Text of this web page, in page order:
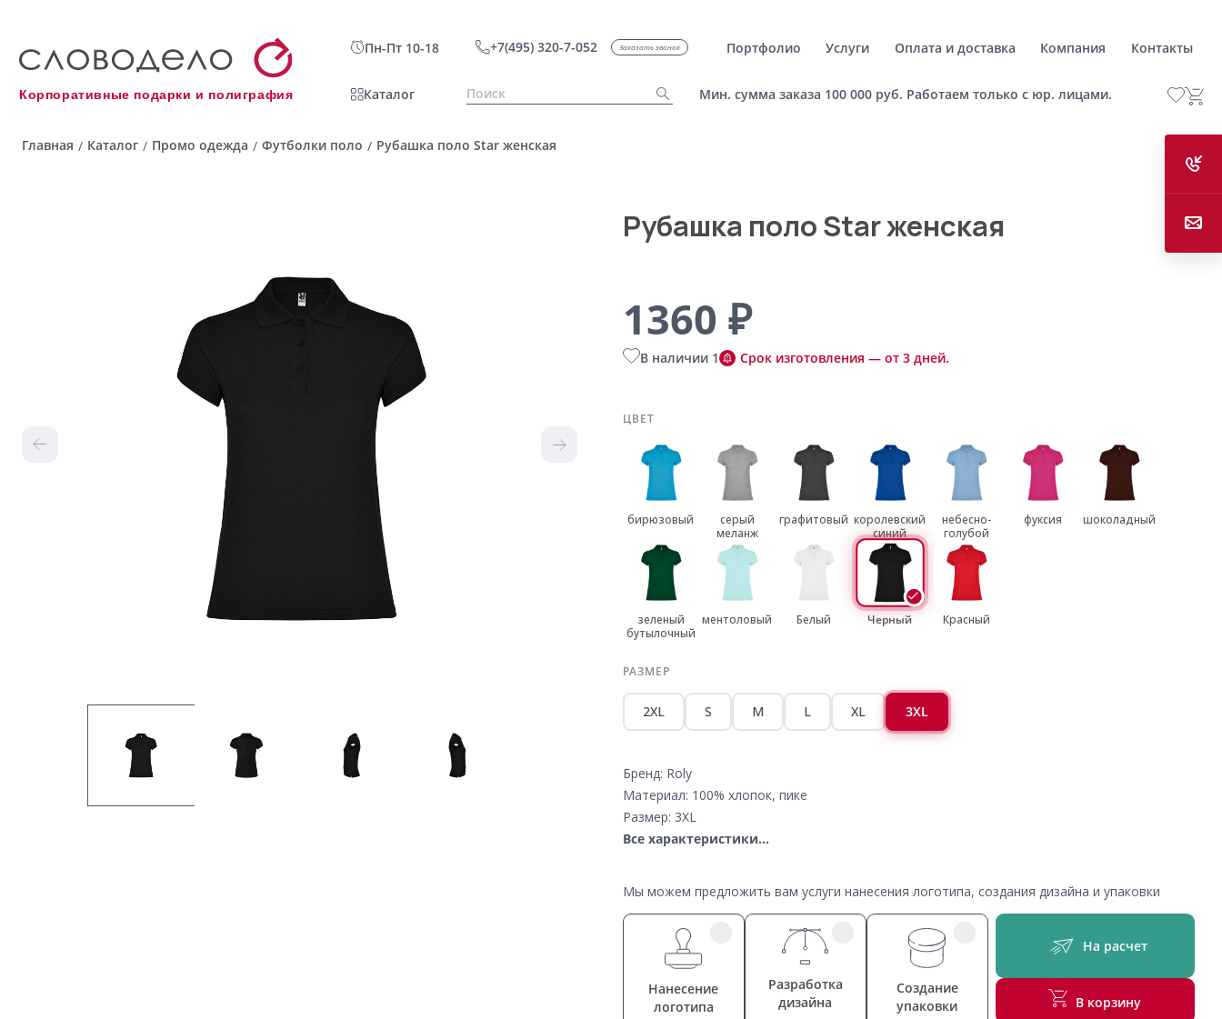
Корпоративные подарки и полиграфия
Пн-Пт 10-18 +7(495) 320-7-052 Заказать звонок Портфолио Услуги Оплата и доставка Компания Контакты
Каталог Мин. сумма заказа 100 000 руб. Работаем только с юр. лицами.
Главная / Каталог / Промо одежда / Футболки поло / Рубашка поло Star женская
Рубашка поло Star женская
1360 ₽
В наличии 1 Срок изготовления — от 3 дней.
ЦВЕТ
бирюзовый
серый
меланж
графитовый королевский
синий
небесно-
голубой
фуксия шоколадный
зеленый
бутылочный
ментоловый Белый Черный Красный
РАЗМЕР
2XL S M L XL 3XL
Бренд: Roly
Материал: 100% хлопок, пике
Размер: 3XL
Все характеристики...
Мы можем предложить вам услуги нанесения логотипа, создания дизайна и упаковки
Нанесение
логотипа
Разработка
дизайна
Создание
упаковки
На расчет
В корзину